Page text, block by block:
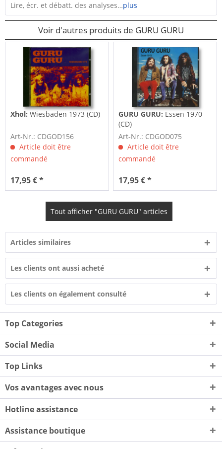
Lire, écr. et débatt. des analyses…plus
Voir d'autres produits de GURU GURU
Xhol:Wiesbaden 1973 (CD)
Art-Nr.: CDGOD156
Article doit être
commandé
17,95 € *
GURU GURU: Essen 1970
(CD)
Art-Nr.: CDGOD075
Article doit être
commandé
17,95 € *
Tout afficher "GURU GURU" articles
Articles similaires
Les clients ont aussi acheté
Les clients on également consulté
Top Categories
Social Media
Top Links
Vos avantages avec nous
Hotline assistance
Assistance boutique